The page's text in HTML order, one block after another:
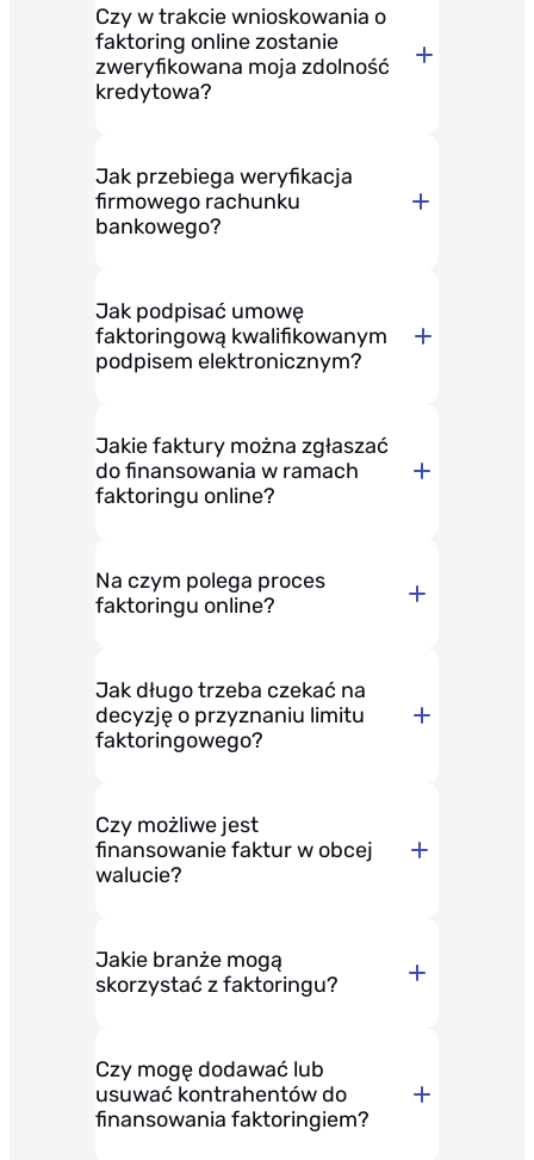
Wcześniejsza częściowa
kosztami.
cesję wierzytelności
Czy w trakcie wnioskowania o
faktoring online zostanie
zweryfikowana moja zdolność
kredytowa?
Jak przebiega weryfikacja
firmowego rachunku
bankowego?
Jak podpisać umowę
faktoringową kwalifikowanym
podpisem elektronicznym?
Metoda 1: Podpisanie umowy
elektronicznym, który już
posiadasz.
Metoda 2: Podpisanie umowy
elektronicznym.
Jakie faktury można zgłaszać
do finansowania w ramach
faktoringu online?
Na czym polega proces
faktoringu online?
usługę),
faktorant (przedsiębiorca
odbiorca faktury
Jak długo trzeba czekać na
decyzję o przyznaniu limitu
faktoringowego?
Czy możliwe jest
finansowanie faktur w obcej
walucie?
Euro (EUR)
Jakie branże mogą
skorzystać z faktoringu?
Czy mogę dodawać lub
usuwać kontrahentów do
finansowania faktoringiem?